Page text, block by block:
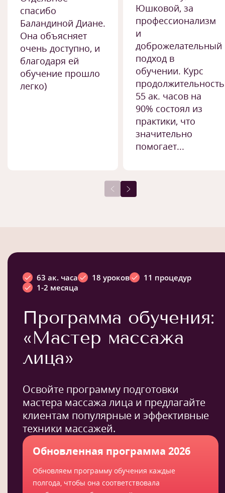
спасибо
Баландиной Диане.
Она объясняет
очень доступно, и
благодаря ей
обучение прошло
легко)
Юшковой, за
профессионализм
и
доброжелательный
подход в
обучении. Курс
55 ак. часов на
90% состоял из
практики, что
значительно
помогает...
63 ак. часа 18 уроков
11 процедур
1-2 месяца
Программа обучения:
«Мастер массажа
лица»
Освойте программу подготовки
мастера массажа лица и предлагайте
клиентам популярные и эффективные
техники массажей.
Обновленная программа 2026
Обновляем программу обучения каждые
полгода, чтобы она соответствовала